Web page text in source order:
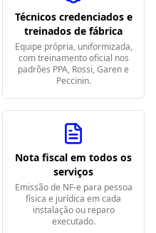
Técnicos credenciados e
treinados de fábrica
Equipe própria, uniformizada,
com treinamento oficial nos
padrões PPA, Rossi, Garen e
Peccinin.
Nota fiscal em todos os
serviços
Emissão de NF-e para pessoa
física e jurídica em cada
instalação ou reparo
executado.